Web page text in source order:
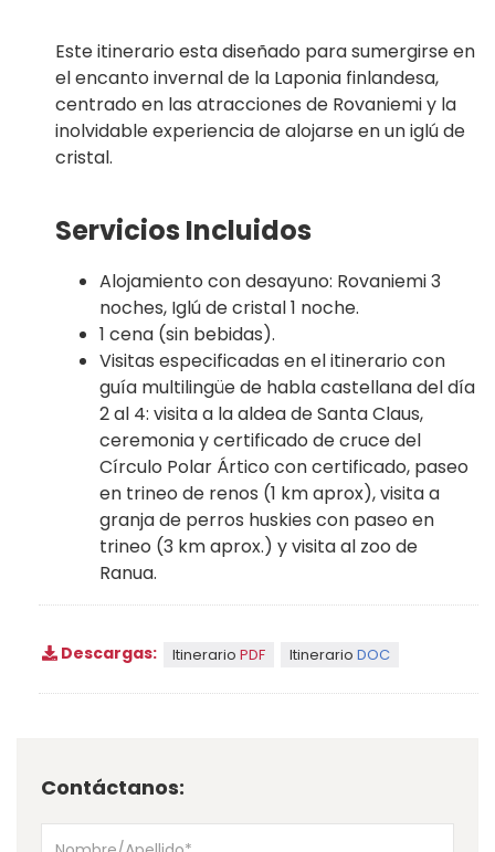
Este itinerario esta diseñado para sumergirse en
el encanto invernal de la Laponia finlandesa,
centrado en las atracciones de Rovaniemi y la
inolvidable experiencia de alojarse en un iglú de
cristal.
Servicios Incluidos
Alojamiento con desayuno: Rovaniemi 3
noches, Iglú de cristal 1 noche.
1 cena (sin bebidas).
Visitas especificadas en el itinerario con
guía multilingüe de habla castellana del día
2 al 4: visita a la aldea de Santa Claus,
ceremonia y certificado de cruce del
Círculo Polar Ártico con certificado, paseo
en trineo de renos (1 km aprox), visita a
granja de perros huskies con paseo en
trineo (3 km aprox.) y visita al zoo de
Ranua.
Descargas: Itinerario PDF Itinerario DOC
Contáctanos: